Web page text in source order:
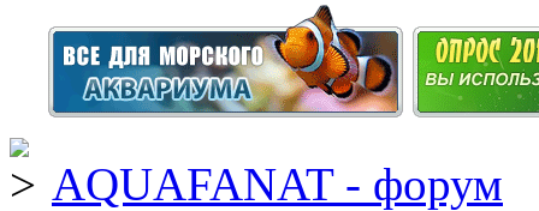
AQUAFANAT - форум